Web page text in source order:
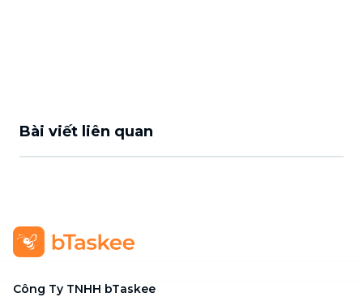
Bài viết liên quan
Công Ty TNHH bTaskee